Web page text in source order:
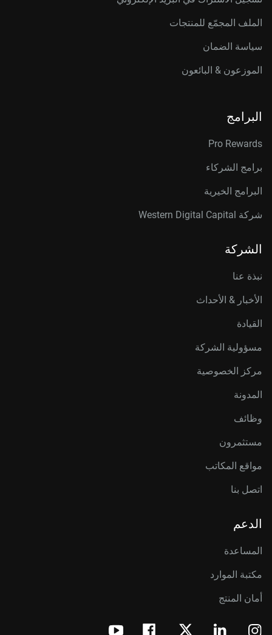
الملف المجمّع للمنتجات
سياسة الضمان
الموزعون & البائعون
البرامج
Pro Rewards
برامج الشركاء
البرامج الخيرية
شركة Western Digital Capital
الشركة
نبذة عنا
الأخبار & الأحداث
القيادة
مسؤولية الشركة
مركز الخصوصية
المدونة
وظائف
مستثمرون
مواقع المكاتب
اتصل بنا
الدعم
المساعدة
مكتبة الموارد
أمان المنتج